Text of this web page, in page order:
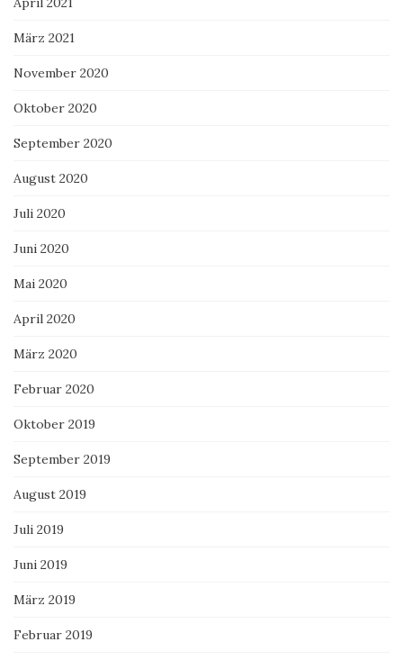
März 2021
November 2020
Oktober 2020
September 2020
August 2020
Juli 2020
Juni 2020
Mai 2020
April 2020
März 2020
Februar 2020
Oktober 2019
September 2019
August 2019
Juli 2019
Juni 2019
März 2019
Februar 2019